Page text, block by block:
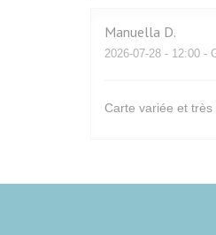
Manuella D
2026-07-28 - 12:00 -
Carte variée et